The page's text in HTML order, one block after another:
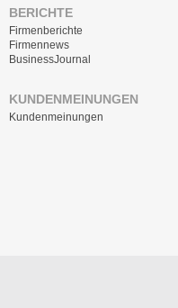
BERICHTE
Firmenberichte
Firmennews
BusinessJournal
KUNDENMEINUNGEN
Kundenmeinungen